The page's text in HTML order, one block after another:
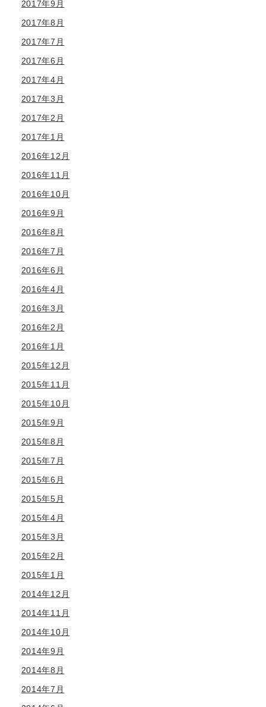
2017年9月
2017年8月
2017年7月
2017年6月
2017年4月
2017年3月
2017年2月
2017年1月
2016年12月
2016年11月
2016年10月
2016年9月
2016年8月
2016年7月
2016年6月
2016年4月
2016年3月
2016年2月
2016年1月
2015年12月
2015年11月
2015年10月
2015年9月
2015年8月
2015年7月
2015年6月
2015年5月
2015年4月
2015年3月
2015年2月
2015年1月
2014年12月
2014年11月
2014年10月
2014年9月
2014年8月
2014年7月